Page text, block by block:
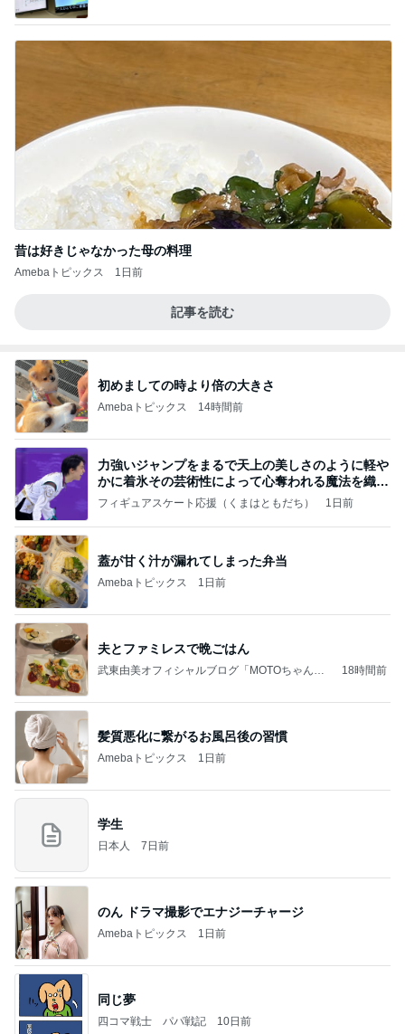
昔は好きじゃなかった母の料理
Amebaトピックス 1日前
記事を読む
初めましての時より倍の大きさ
Amebaトピックス 14時間前
力強いジャンプをまるで天上の美しさのように軽や
かに着氷その芸術性によって心奪われる魔法を織り
なす
フィギュアスケート応援（くまはともだち） 1日前
蓋が甘く汁が漏れてしまった弁当
Amebaトピックス 1日前
夫とファミレスで晩ごはん
武東由美オフィシャルブログ「MOTOちゃんと
18時間前
髪質悪化に繋がるお風呂後の習慣
Amebaトピックス 1日前
学生
日本人 7日前
のん ドラマ撮影でエナジーチャージ
Amebaトピックス 1日前
同じ夢
四コマ戦士 パパ戦記 10日前